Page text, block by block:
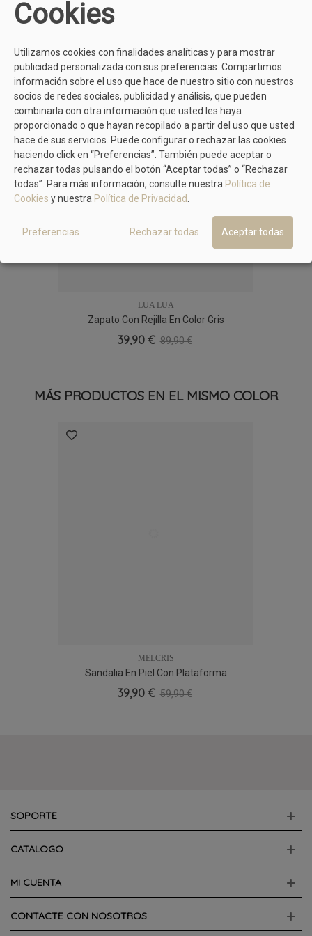
LUA LUA
Zapato Con Rejilla En Color Gris
39,90 € 89,90 €
MÁS PRODUCTOS EN EL MISMO COLOR
MELCRIS
Sandalia En Piel Con Plataforma
39,90 € 59,90 €
SOPORTE
CATALOGO
MI CUENTA
CONTACTE CON NOSOTROS
Cookies
Utilizamos cookies con finalidades analíticas y para mostrar
publicidad personalizada con sus preferencias. Compartimos
información sobre el uso que hace de nuestro sitio con nuestros
socios de redes sociales, publicidad y análisis, que pueden
combinarla con otra información que usted les haya
proporcionado o que hayan recopilado a partir del uso que usted
hace de sus servicios. Puede configurar o rechazar las cookies
haciendo click en “Preferencias”. También puede aceptar o
rechazar todas pulsando el botón “Aceptar todas” o “Rechazar
todas”. Para más información, consulte nuestra Política de
Cookies y nuestra Política de Privacidad.
Preferencias Rechazar todas Aceptar todas